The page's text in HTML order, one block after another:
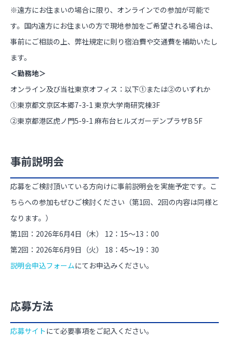
※遠方にお住まいの場合に限り、オンラインでの参加が可能で
す。国内遠方にお住まいの方で現地参加をご希望される場合は、
事前にご相談の上、弊社規定に則り宿泊費や交通費を補助いたし
ます。
＜勤務地＞
オンライン及び当社東京オフィス：以下①または②のいずれか
①東京都文京区本郷7-3-1 東京大学南研究棟3F
②東京都港区虎ノ門5-9-1 麻布台ヒルズガーデンプラザB 5F
事前説明会
応募をご検討頂いている方向けに事前説明会を実施予定です。こ
ちらへの参加もぜひご検討ください（第1回、2回の内容は同様と
なります。）
第1回：2026年6月4日（木） 12：15～13：00
第2回：2026年6月9日（火） 18：45～19：30
説明会申込フォームにてお申込みください。
応募方法
応募サイト にて必要事項をご記入ください。